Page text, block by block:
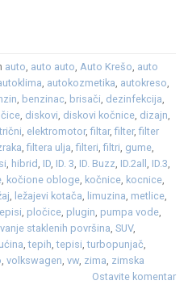
auto, auto auto, Auto Krešo, auto
, autokozmetika, autokreso,
, benzinac, brisači, dezinfekcija,
, diskovi, diskovi kočnice, dizajn,
, elektromotor,filtar,filter,filter
,filtera ulja,filteri,filtri, gume,
, hibrid, ID, ID. 3, ID. Buzz, ID.2all , ID.3,
, kočione obloge, kočnice, kocnice,
, ležajevi kotača, limuzina, metlice,
, pločice, plugin, pumpa vode,
staklenih površina, SUV,
,tepih,tepisi,turbopunjač,
, volkswagen, vw, zima, zimska
Ostavite komentar